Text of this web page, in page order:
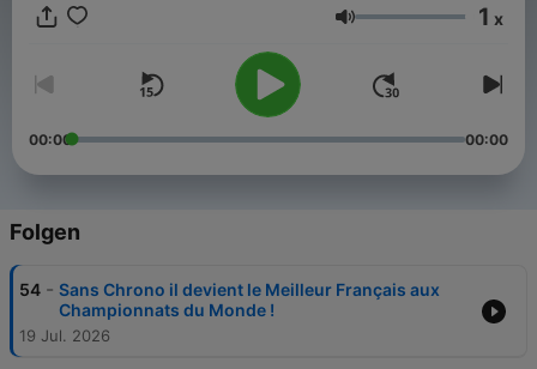
Lautstärke 1 x
00:00 00:00
Folgen
54 - Sans Chrono il devient le Meilleur Français aux
Championnats du Monde !
19 Jul. 2026